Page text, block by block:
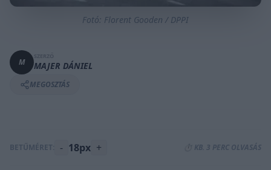
Fotó: Florent Gooden / DPPI
M MAJER DÁNIEL
MEGOSZTÁS
BETŰMÉRET: - 18px + ⏱️ KB. 3 PERC OLVASÁS